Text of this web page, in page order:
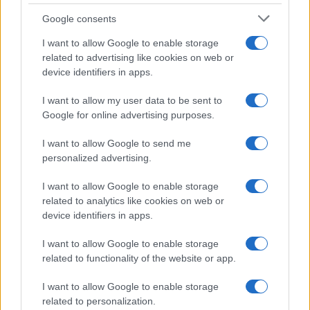
Google consents
I want to allow Google to enable storage
related to advertising like cookies on web or
device identifiers in apps.
I want to allow my user data to be sent to
Google for online advertising purposes.
I want to allow Google to send me
personalized advertising.
I want to allow Google to enable storage
related to analytics like cookies on web or
device identifiers in apps.
I want to allow Google to enable storage
related to functionality of the website or app.
I want to allow Google to enable storage
related to personalization.
Από την πλευρά του, το σημείωσε πως το
έγγραφο, «έτσι όπως είναι διατυπωμένο γεννά
εύλογες αμφιβολίες», υπογραμμίζοντας ότι
βρίσκεται σε ανοικτή επικοινωνία τόσο με τις
εισαγγελικές όσο και με τις αστυνομικές αρχές.
ΠΡΟΚΛΗΣΕΙΣ ΕΡΝΤΟΓΑΝ ΓΙΑ
ΘΡΑΚΗ ΚΑΙ ΚΥΠΡΙΑΚΟ
Μάλιστα, σε ανακοίνωσή του, το υπουργείο
έσπευσε να διαβεβαιώσει την ακαδημαϊκή
κοινότητα πως «η συνταγματικά προστατευόμενη
ακαδημαϊκή ελευθερία δεν απειλείται και θα
προχωρήσει σε νέα ανακοίνωση μόλις έχει τις
αναγκαίες διευκρινίσεις».
TAGS